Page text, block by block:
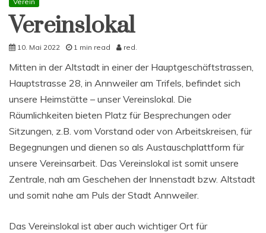
Vereinslokal
10. Mai 2022 1 min read red.
Mitten in der Altstadt in einer der Hauptgeschäftstrassen,
Hauptstrasse 28, in Annweiler am Trifels, befindet sich
unsere Heimstätte – unser Vereinslokal. Die
Räumlichkeiten bieten Platz für Besprechungen oder
Sitzungen, z.B. vom Vorstand oder von Arbeitskreisen, für
Begegnungen und dienen so als Austauschplattform für
unsere Vereinsarbeit. Das Vereinslokal ist somit unsere
Zentrale, nah am Geschehen der Innenstadt bzw. Altstadt
und somit nahe am Puls der Stadt Annweiler.
Das Vereinslokal ist aber auch wichtiger Ort für